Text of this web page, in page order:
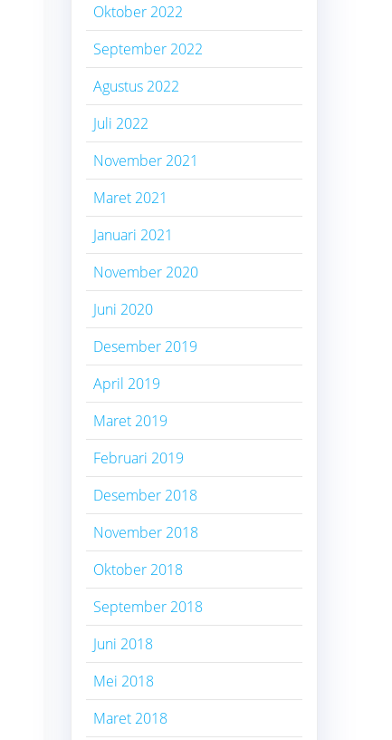
Oktober 2022
September 2022
Agustus 2022
Juli 2022
November 2021
Maret 2021
Januari 2021
November 2020
Juni 2020
Desember 2019
April 2019
Maret 2019
Februari 2019
Desember 2018
November 2018
Oktober 2018
September 2018
Juni 2018
Mei 2018
Maret 2018